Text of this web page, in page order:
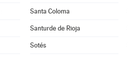
Santa Coloma
Santurde de Rioja
Sotés